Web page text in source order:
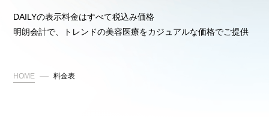
DAILYの表示料金はすべて税込み価格
明朗会計で、トレンドの美容医療をカジュアルな価格でご提供
HOME 料金表